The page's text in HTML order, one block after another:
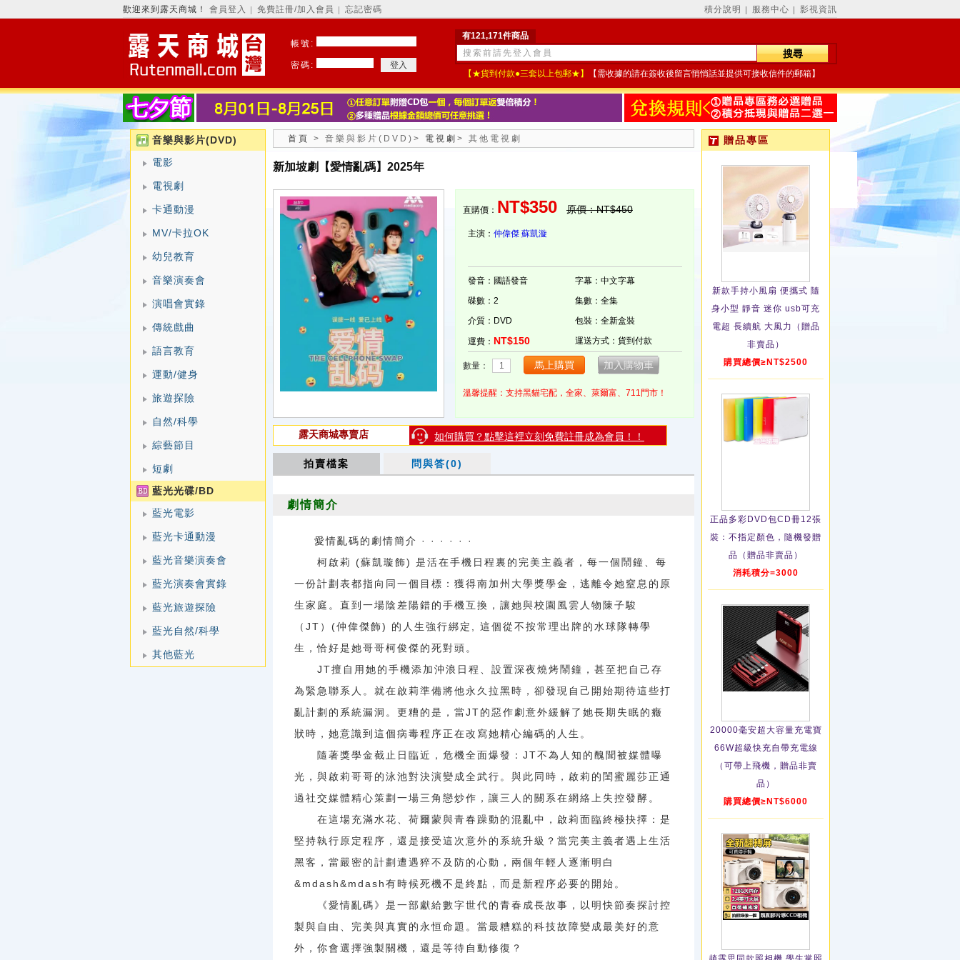
積分說明 服務中心 影視資訊
歡迎來到露天商城！ 會員登入 免費註冊/加入會員 忘記密碼
有121,171件商品
【★貨到付款●三套以上包郵★】 【需收據的請在簽收後留言悄悄話並提供可接收信件的郵箱】
帳號:
密碼:
音樂與影片(DVD)
電影
電視劇
卡通動漫
MV/卡拉OK
幼兒教育
音樂演奏會
演唱會實錄
傳統戲曲
語言教育
運動/健身
旅遊探險
自然/科學
綜藝節目
短劇
藍光光碟/BD
藍光電影
藍光卡通動漫
藍光音樂演奏會
藍光演奏會實錄
藍光旅遊探險
藍光自然/科學
其他藍光
首頁 > 音樂與影片(DVD) > 電視劇 > 其他電視劇
新加坡劇【愛情亂碼】2025年
直購價： NT$350 原價：NT$450
主演： 仲偉傑 蘇凱漩
發音：國語發音
字幕：中文字幕
碟數：2
集數：全集
介質：DVD
包裝：全新盒裝
運費： NT$150 運送方式：貨到付款
數量：
溫馨提醒：支持黑貓宅配，全家、萊爾富、711門市！
如何購買？點擊這裡立刻免費註冊成為會員！！
露天商城專賣店
拍賣檔案 問與答(0)
劇情簡介
愛情亂碼的劇情簡介 · · · · · ·
柯啟莉 (蘇凱璇飾) 是活在手機日程裏的完美主義者，每一個鬧鐘、每
一份計劃表都指向同一個目標：獲得南加州大學獎學金，逃離令她窒息的原
生家庭。直到一場陰差陽錯的手機互換，讓她與校園風雲人物陳子駿
（JT）(仲偉傑飾) 的人生強行綁定, 這個從不按常理出牌的水球隊轉學
生，恰好是她哥哥柯俊傑的死對頭。
JT擅自用她的手機添加沖浪日程、設置深夜燒烤鬧鐘，甚至把自己存
為緊急聯系人。就在啟莉準備將他永久拉黑時，卻發現自己開始期待這些打
亂計劃的系統漏洞。更糟的是，當JT的惡作劇意外緩解了她長期失眠的癥
狀時，她意識到這個病毒程序正在改寫她精心編碼的人生。
隨著獎學金截止日臨近，危機全面爆發：JT不為人知的醜聞被媒體曝
光，與啟莉哥哥的泳池對決演變成全武行。與此同時，啟莉的閨蜜麗莎正通
過社交媒體精心策劃一場三角戀炒作，讓三人的關系在網絡上失控發酵。
在這場充滿水花、荷爾蒙與青春躁動的混亂中，啟莉面臨終極抉擇：是
堅持執行原定程序，還是接受這次意外的系統升級？當完美主義者遇上生活
黑客，當嚴密的計劃遭遇猝不及防的心動，兩個年輕人逐漸明白
&mdash&mdash有時候死機不是終點，而是新程序必要的開始。
《愛情亂碼》是一部獻給數字世代的青春成長故事，以明快節奏探討控
製與自由、完美與真實的永恒命題。當最糟糕的科技故障變成最美好的意
外，你會選擇強製關機，還是等待自動修復？
贈品專區
新款手持小風扇 便攜式 隨
身小型 靜音 迷你 usb可充
電超 長續航 大風力（贈品
非賣品）
購買總價≥NT$2500
正品多彩DVD包CD冊12張
裝：不指定顏色，隨機發贈
品（贈品非賣品）
消耗積分=3000
20000毫安超大容量充電寶
66W超級快充自帶充電線
（可帶上飛機，贈品非賣
品）
購買總價≥NT$6000